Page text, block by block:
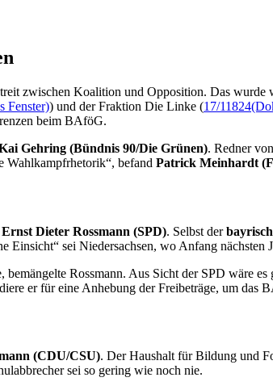
zwischen Koalition und Opposition. Das wurde
Fenster)) und der Fraktion Die Linke (17/11824
beim BAföG.
Gehring (Bündnis 90/Die Grünen). Redner
befand Patrick Meinhardt
Dieter Rossmann (SPD). Selbst der
sei Niedersachsen, wo Anfang nächsten
Rossmann. Aus Sicht der SPD wäre
er für eine Anhebung der Freibeträge, um das
(CDU/CSU). Der Haushalt für Bildung und
sei so gering wie noch nie.